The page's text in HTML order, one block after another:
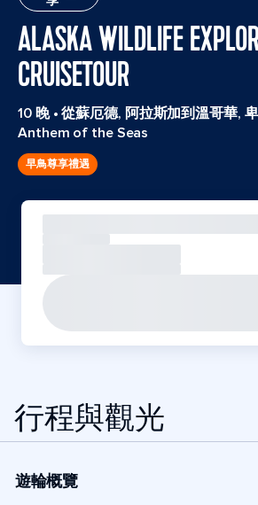
ALASKA WILDLIFE
CRUISETOUR
10 晚•從蘇厄德, 阿拉斯加到溫哥華,
Anthem of the Seas
早鳥尊享禮遇
行程與觀光
遊輪概覽